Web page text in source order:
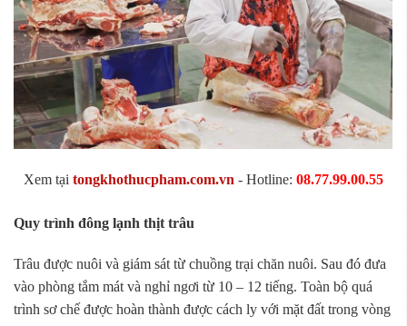
Xem tại tongkhothucpham.com.vn - Hotline: 08.77.99.00.55
Quy trình đông lạnh thịt trâu
Trâu được nuôi và giám sát từ chuồng trại chăn nuôi. Sau đó đưa
vào phòng tắm mát và nghỉ ngơi từ 10 – 12 tiếng. Toàn bộ quá
trình sơ chế được hoàn thành được cách ly với mặt đất trong vòng